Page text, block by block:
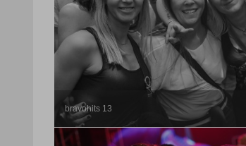
bravohits 13